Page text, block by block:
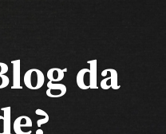
da